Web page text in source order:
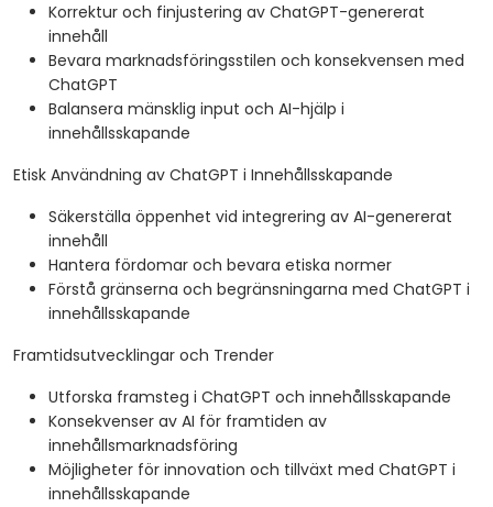
Korrektur och finjustering av ChatGPT-genererat
innehåll
Bevara marknadsföringsstilen och konsekvensen med
ChatGPT
Balansera mänsklig input och AI-hjälp i
innehållsskapande
Etisk Användning av ChatGPT i Innehållsskapande
Säkerställa öppenhet vid integrering av AI-genererat
innehåll
Hantera fördomar och bevara etiska normer
Förstå gränserna och begränsningarna med ChatGPT i
innehållsskapande
Framtidsutvecklingar och Trender
Utforska framsteg i ChatGPT och innehållsskapande
Konsekvenser av AI för framtiden av
innehållsmarknadsföring
Möjligheter för innovation och tillväxt med ChatGPT i
innehållsskapande